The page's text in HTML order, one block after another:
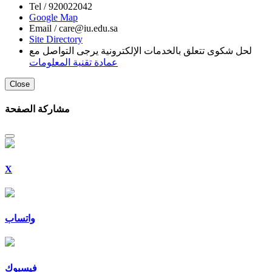
Tel /920022042
Google Map
Email /care@iu.edu.sa
Site Directory
لحل شكوى تتعلق بالخدمات الإلكترونية يرجى التواصل مع
عمادة تقنية المعلومات
Close
مشاركة الصفحة
X
واتساب
فيسبوك